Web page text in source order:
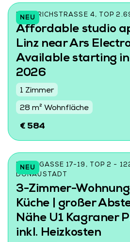
NEU
FRIEDRICHSTRASSE 4, TOP
Affordable studio
Linz near Ars
Available starting
2026
1 Zimmer
28 m² Wohnfläche
€ 584
NEU
DONINGASSE 17-19, TOP 2 -
DONAUSTADT
3-Zimmer-
Küche | großer
Nähe U1 Kagraner
inkl. Heizkosten